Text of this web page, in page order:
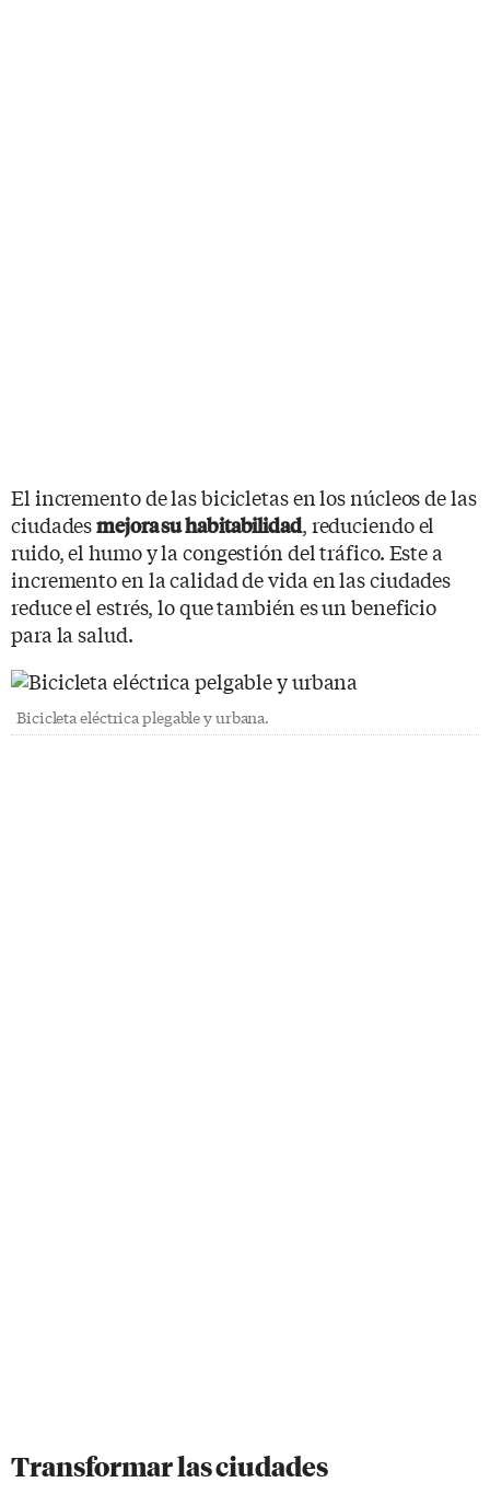
El incremento de las bicicletas en los núcleos de las
ciudadesmejora su habitabilidad, reduciendo el
ruido, el humo y la congestión del tráfico. Este a
incremento en la calidad de vida en las ciudades
reduce el estrés, lo que también es un beneficio
para la salud.
Bicicleta eléctrica plegable y urbana.
Transformar las ciudades